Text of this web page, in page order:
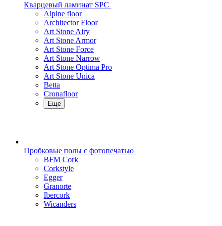
Кварцевый ламинат SPC
Alpine floor
Architector Floor
Art Stone Airy
Art Stone Armor
Art Stone Force
Art Stone Narrow
Art Stone Optima Pro
Art Stone Unica
Betta
Cronafloor
Еще
Пробковые полы с фотопечатью
BFM Cork
Corkstyle
Egger
Granorte
Ibercork
Wicanders